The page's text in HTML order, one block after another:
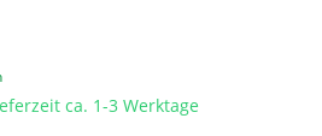
ca. 1-3 Werktage